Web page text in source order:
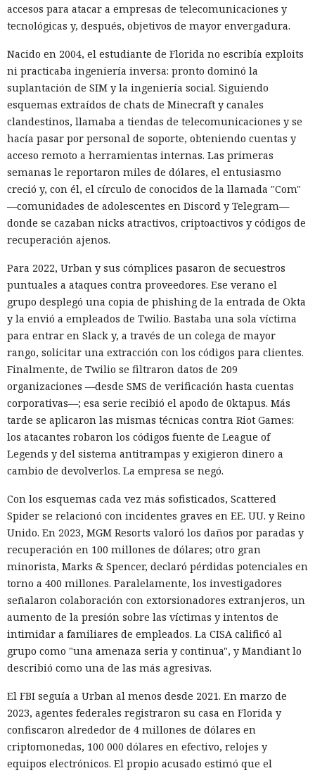
accesos para atacar a empresas de telecomunicaciones y
tecnológicas y, después, objetivos de mayor envergadura.
Nacido en 2004, el estudiante de Florida no escribía exploits
ni practicaba ingeniería inversa: pronto dominó la
suplantación de SIM y la ingeniería social. Siguiendo
esquemas extraídos de chats de Minecraft y canales
clandestinos, llamaba a tiendas de telecomunicaciones y se
hacía pasar por personal de soporte, obteniendo cuentas y
acceso remoto a herramientas internas. Las primeras
semanas le reportaron miles de dólares, el entusiasmo
creció y, con él, el círculo de conocidos de la llamada "Com"
—comunidades de adolescentes en Discord y Telegram—
donde se cazaban nicks atractivos, criptoactivos y códigos de
recuperación ajenos.
Para 2022, Urban y sus cómplices pasaron de secuestros
puntuales a ataques contra proveedores. Ese verano el
grupo desplegó una copia de phishing de la entrada de Okta
y la envió a empleados de Twilio. Bastaba una sola víctima
para entrar en Slack y, a través de un colega de mayor
rango, solicitar una extracción con los códigos para clientes.
Finalmente, de Twilio se filtraron datos de 209
organizaciones —desde SMS de verificación hasta cuentas
corporativas—; esa serie recibió el apodo de 0ktapus. Más
tarde se aplicaron las mismas técnicas contra Riot Games:
los atacantes robaron los códigos fuente de League of
Legends y del sistema antitrampas y exigieron dinero a
cambio de devolverlos. La empresa se negó.
Con los esquemas cada vez más sofisticados, Scattered
Spider se relacionó con incidentes graves en EE. UU. y Reino
Unido. En 2023, MGM Resorts valoró los daños por paradas y
recuperación en 100 millones de dólares; otro gran
minorista, Marks & Spencer, declaró pérdidas potenciales en
torno a 400 millones. Paralelamente, los investigadores
señalaron colaboración con extorsionadores extranjeros, un
aumento de la presión sobre las víctimas y intentos de
intimidar a familiares de empleados. La CISA calificó al
grupo como "una amenaza seria y continua", y Mandiant lo
describió como una de las más agresivas.
El FBI seguía a Urban al menos desde 2021. En marzo de
2023, agentes federales registraron su casa en Florida y
confiscaron alrededor de 4 millones de dólares en
criptomonedas, 100 000 dólares en efectivo, relojes y
equipos electrónicos. El propio acusado estimó que el